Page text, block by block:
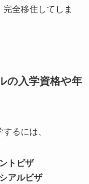
全移住してしま
の入学資格や年
るには、
トビザ
アルビザ